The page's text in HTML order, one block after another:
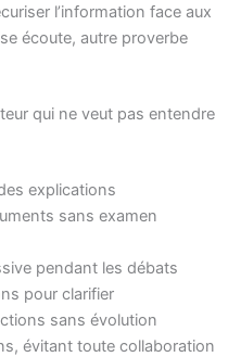
l’information face aux
écoute, autre proverbe
qui ne veut pas entendre
explications
sans examen
pendant les débats
pour clarifier
sans évolution
évitant toute collaboration